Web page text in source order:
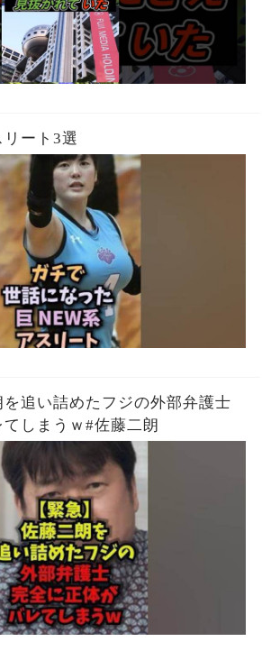
ート3選
を追い詰めたフジの外部弁護士
しまうｗ#佐藤二朗